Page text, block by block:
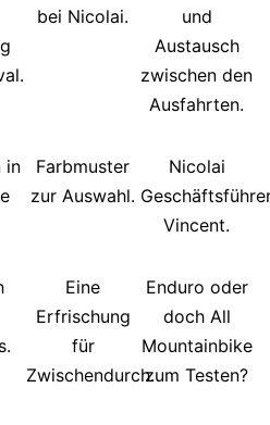
bei Nicolai.
und
Austausch
zwischen den
Ausfahrten.
in
Farbmuster
zur Auswahl.
Nicolai
Vincent.
Eine
Erfrischung
für
Zwischendurch.
Enduro oder
doch All
Mountainbike
zum Testen?